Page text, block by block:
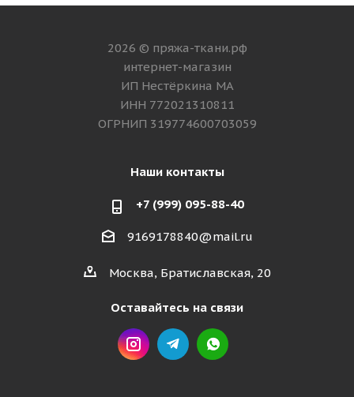
2026 © пряжа-ткани.рф
интернет-магазин
ИП Нестёркина МА
ИНН 772021310811
ОГРНИП 319774600703059
Наши контакты
+7 (999) 095-88-40
9169178840@mail.ru
Москва, Братиславская, 20
Оставайтесь на связи